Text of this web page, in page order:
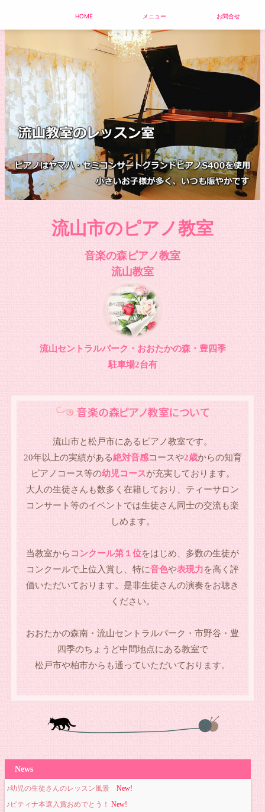
HOME メニュー お問合せ
流山市のピアノ教室
音楽の森ピアノ教室
流山教室
流山セントラルパーク・おおたかの森・豊四季
駐車場2台有
流山市と松戸市にあるピアノ教室です。
20年以上の実績がある絶対音感コースや2歳からの知育
ピアノコース等の幼児コースが充実しております。
大人の生徒さんも数多く在籍しており、ティーサロン
コンサート等のイベントでは生徒さん同士の交流も楽
しめます。
当教室から コンクール第１位をはじめ、多数の生徒が
コンクールで上位入賞し、特に音色や表現力を高く評
価いただいております。是非生徒さんの演奏をお聴き
ください。
おおたかの森南・流山セントラルパーク・市野谷・豊
四季のちょうど中間地点にある教室で
松戸市や柏市からも通っていただいております。
News
♪幼児の生徒さんのレッスン風景 New!
♪ピティナ本選入賞おめでとう！ New!